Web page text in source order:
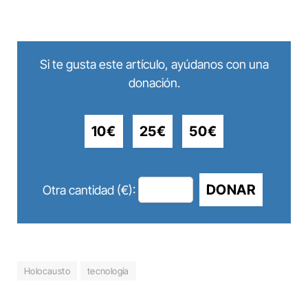
Si te gusta este artículo, ayúdanos con una
donación.
10€ 25€ 50€
Otra cantidad (€): DONAR
Holocausto tecnología